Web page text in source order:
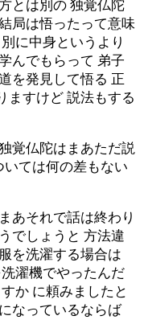
とは別の 独覚仏陀
局は悟ったって意味
に中身というより
んでもらって 弟子
を発見して悟る 正
ますけど 説法もする
覚仏陀はまあただ説
ては何の差もない
あそれで話は終わり
でしょうと 方法違
を洗濯する場合は
濯機でやったんだ
か に頼みましたと
なっているならば